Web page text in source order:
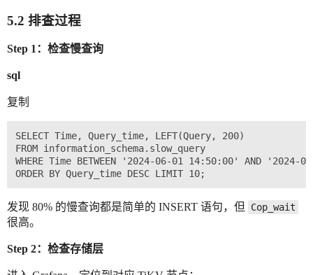
5.2 排查过程
Step 1：检查慢查询
sql
复制
SELECT Time, Query_time, LEFT(Query, 200)
FROM information_schema.slow_query
WHERE Time BETWEEN '2024-06-01 14:50:00' AND '2024-
发现 80% 的慢查询都是简单的 INSERT 语句，但 Cop_wait
很高。
Step 2：检查存储层